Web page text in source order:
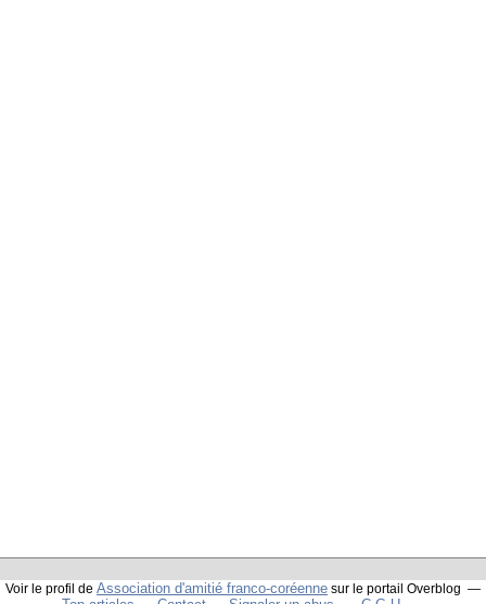
Voir le profil de Association d'amitié franco-coréenne sur le portail Overblog